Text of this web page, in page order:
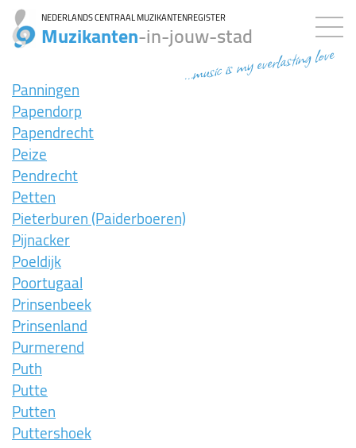
NEDERLANDS CENTRAAL MUZIKANTENREGISTER
Muzikanten-in-jouw-stad
...music is my everlasting love
Panningen
Papendorp
Papendrecht
Peize
Pendrecht
Petten
Pieterburen (Paiderboeren)
Pijnacker
Poeldijk
Poortugaal
Prinsenbeek
Prinsenland
Purmerend
Puth
Putte
Putten
Puttershoek